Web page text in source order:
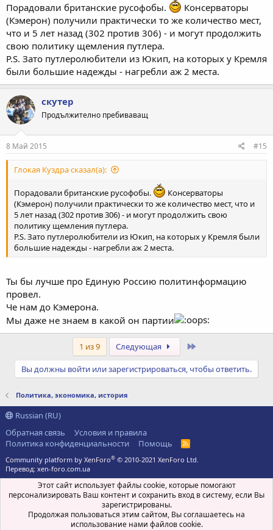
Порадовали британские русофобы.
Консерваторы
(Кэмерон) получили практически то же количество мест,
что и 5 лет назад (302 против 306) - и могут продолжить
свою политику щемления путлера.
P.S. Зато путлеролюбители из Юкип, на которых у Кремля
были большие надежды - нагребли аж 2 места.
скутер
Продължително пребиваващ
8 Май 2015 #15
Глокая Куздра сказал(а):
Порадовали британские русофобы.
Консерваторы
(Кэмерон) получили практически то же количество мест, что и
5 лет назад (302 против 306) - и могут продолжить свою
политику щемления путлера.
P.S. Зато путлеролюбители из Юкип, на которых у Кремля были
большие надежды - нагребли аж 2 места.
Ты бы лучше про Единую Россию политинформацию
провел.
Че нам до Кэмерона.
Мы даже не знаем в какой он партии
1 из 9 Следующая
Вы должны войти или зарегистрироваться, чтобы ответить.
Политика, экономика, история
Russian (RU)
Обратная связь
Условия и правила
Политика конфиденциальности
Помощь
R
S
Community platform by XenForo® © 2010-2021 XenForo Ltd.
Перевод: xen-foro.com.ua
Этот сайт использует файлы cookie, которые помогают
персонализировать Ваш контент и сохранить вход в систему, если Вы
зарегистрированы.
Продолжая пользоваться этим сайтом, Вы соглашаетесь на
использование нами файлов cookie.